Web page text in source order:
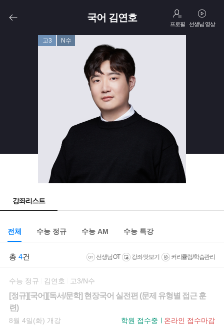
국어 김연호
프로필 선생님 영상
고3 N수
강좌리스트
전체 수능 정규 수능 AM 수능 특강
총 4건 선생님 OT 강좌 맛보기 커리큘럼/학습관리
수능 정규 김연호 고3/N수
[정규][국어][독서/문학] 현장국어 실전편 (문제 유형별 접근 훈
련)
8월 4일(화) 개강 학원 접수중 온라인 접수마감